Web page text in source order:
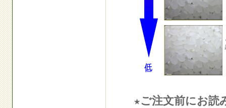
★ご注文前にお読